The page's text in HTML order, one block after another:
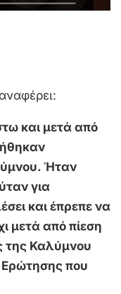
και μετά από
Ήταν
για
και έπρεπε να
μετά από πίεση
της Καλύμνου
Ερώτησης που